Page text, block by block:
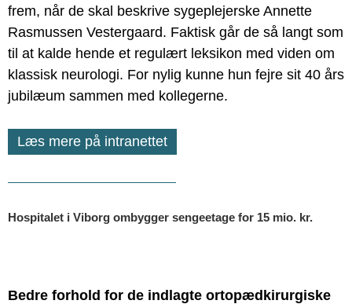
frem, når de skal beskrive sygeplejerske Annette
Rasmussen Vestergaard. Faktisk går de så langt som
til at kalde hende et regulært leksikon med viden om
klassisk neurologi. For nylig kunne hun fejre sit 40 års
jubilæum sammen med kollegerne.
Læs mere på intranettet
Hospitalet i Viborg ombygger sengeetage for 15 mio. kr.
Bedre forhold for de indlagte ortopædkirurgiske